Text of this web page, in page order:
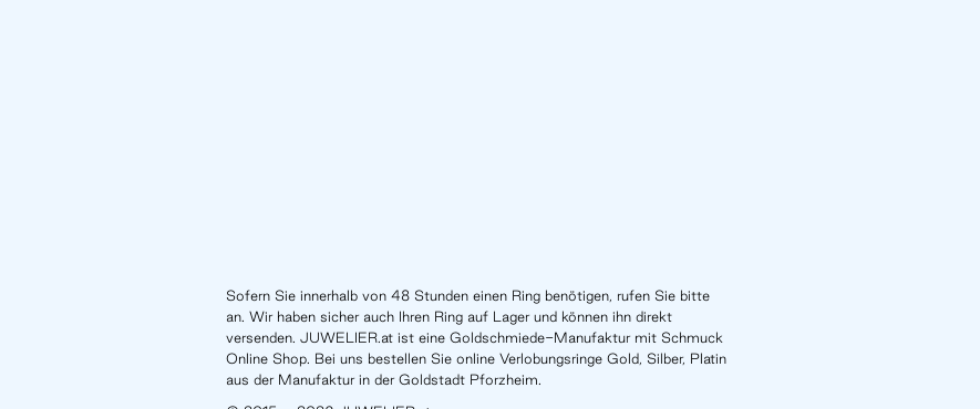
Sofern Sie innerhalb von 48 Stunden einen Ring benötigen, rufen Sie bitte
an. Wir haben sicher auch Ihren Ring auf Lager und können ihn direkt
versenden. JUWELIER.at ist eine Goldschmiede-Manufaktur mit Schmuck
Online Shop. Bei uns bestellen Sie online Verlobungsringe Gold, Silber, Platin
aus der Manufaktur in der Goldstadt Pforzheim.